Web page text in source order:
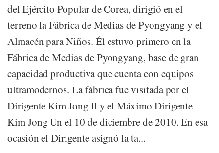
del Ejército Popular de Corea, dirigió en el
terreno la Fábrica de Medias de Pyongyang y el
Almacén para Niños. Él estuvo primero en la
Fábrica de Medias de Pyongyang, base de gran
capacidad productiva que cuenta con equipos
ultramodernos. La fábrica fue visitada por el
Dirigente Kim Jong Il y el Máximo Dirigente
Kim Jong Un el 10 de diciembre de 2010. En esa
ocasión el Dirigente asignó la ta...